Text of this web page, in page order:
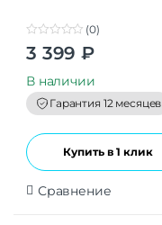
0
o
t
o
f
5
(0)
3 399 ₽
В наличии
Гарантия 12 месяцев
Купить в 1 клик
Сравнение